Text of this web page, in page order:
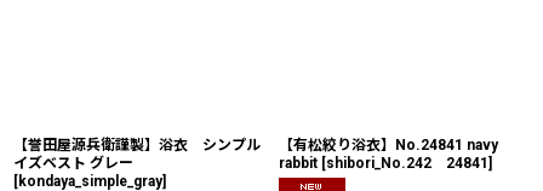
【誉田屋源兵衛謹製】浴衣 シンプル
イズベスト グレー
[kondaya_simple_gray]
【有松絞り浴衣】No.24841 navy
rabbit [shibori_No.242 24841]